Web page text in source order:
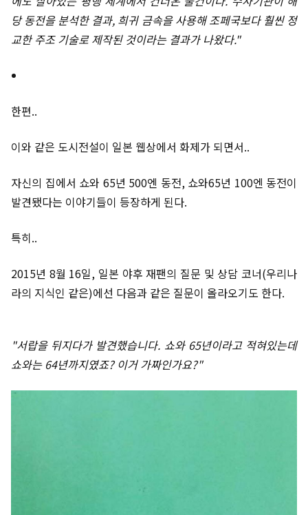
당 동전을 분석한 결과, 희귀 금속을 사용해 조페국보다 훨씬 정
교한 주조 기술로 제작된 것이라는 결과가 나왔다."
한편..
이와 같은 도시전설이 일본 웹상에서 화제가 되면서..
자신의 집에서 쇼와 65년 500엔 동전, 쇼와65년 100엔 동전이
발견됐다는 이야기들이 등장하게 된다.
특히..
2015년 8월 16일, 일본 야후 재팬의 질문 및 상담 코너(우리나
라의 지식인 같은)에선 다음과 같은 질문이 올라오기도 한다.
"서랍을 뒤지다가 발견했습니다. 쇼와 65년이라고 적혀있는데
쇼와는 64년까지였죠? 이거 가짜인가요?"